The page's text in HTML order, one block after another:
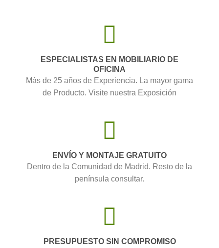
ESPECIALISTAS EN MOBILIARIO DE
OFICINA
Más de 25 años de Experiencia. La mayor gama
de Producto. Visite nuestra Exposición
ENVÍO Y MONTAJE GRATUITO
Dentro de la Comunidad de Madrid. Resto de la
península consultar.
PRESUPUESTO SIN COMPROMISO